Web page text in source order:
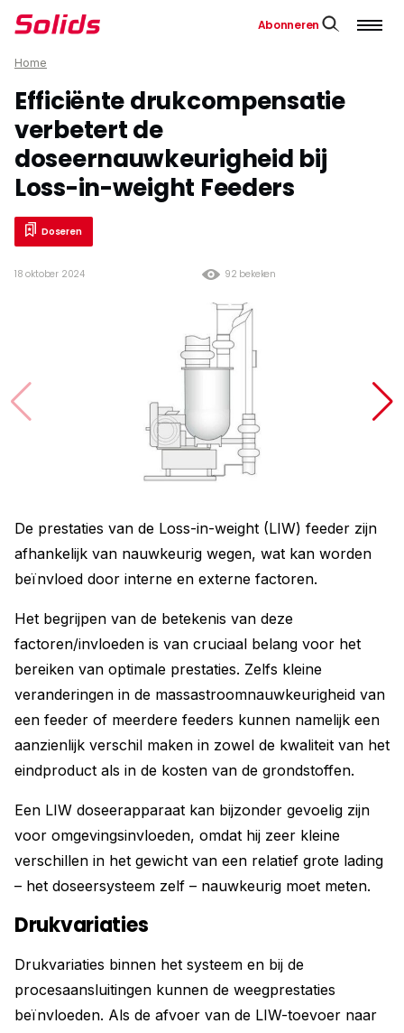
Abonneren
Home
Efficiënte drukcompensatie
verbetert de
doseernauwkeurigheid bij
Loss-in-weight Feeders
Doseren
92 bekeken
18 oktober 2024
De prestaties van de Loss-in-weight (LIW) feeder zijn
afhankelijk van nauwkeurig wegen, wat kan worden
beïnvloed door interne en externe factoren.
Het begrijpen van de betekenis van deze
factoren/invloeden is van cruciaal belang voor het
bereiken van optimale prestaties. Zelfs kleine
veranderingen in de massastroomnauwkeurigheid van
een feeder of meerdere feeders kunnen namelijk een
aanzienlijk verschil maken in zowel de kwaliteit van het
eindproduct als in de kosten van de grondstoffen.
Een LIW doseerapparaat kan bijzonder gevoelig zijn
voor omgevingsinvloeden, omdat hij zeer kleine
verschillen in het gewicht van een relatief grote lading
– het doseersysteem zelf – nauwkeurig moet meten.
Drukvariaties
Drukvariaties binnen het systeem en bij de
procesaansluitingen kunnen de weegprestaties
beïnvloeden. Als de afvoer van de LIW-toevoer naar